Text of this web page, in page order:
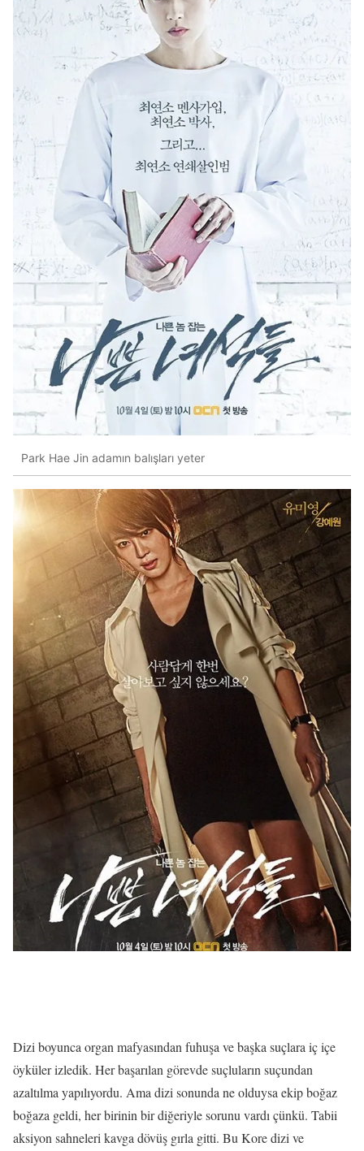
Park Hae Jin adamın balışları yeter
Dizi boyunca organ mafyasından fuhuşa ve başka suçlara iç içe
öyküler izledik. Her başarılan görevde suçluların suçundan
azaltılma yapılıyordu. Ama dizi sonunda ne olduysa ekip boğaz
boğaza geldi, her birinin bir diğeriyle sorunu vardı çünkü. Tabii
aksiyon sahneleri kavga dövüş gırla gitti. Bu Kore dizi ve